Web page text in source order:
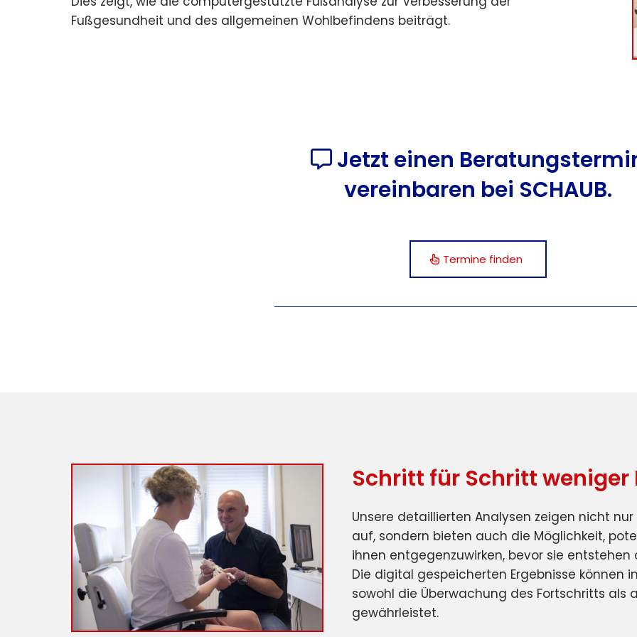
Fußgesundheit und des allgemeinen Wohlbefindens beiträgt.
 Jetzt einen
vereinbaren bei SCHAUB.
Termine finden
Schritt für Schritt weniger
Unsere detaillierten Analysen zeigen nicht
auf, sondern bieten auch die Möglichkeit,
ihnen entgegenzuwirken, bevor sie
Die digital gespeicherten Ergebnisse können
sowohl die Überwachung des Fortschritts als
gewährleistet.